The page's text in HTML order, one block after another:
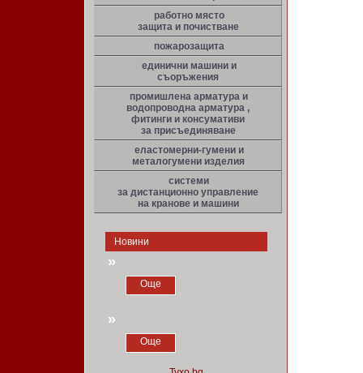
работно място
защита и почистване
пожарозащита
единични машини и
съоръжения
промишлена арматура и
водопроводна арматура ,
фитинги и консумативи
за присъединяване
еластомерни-гумени и
металогумени изделия
системи
за дистанционно управление
на кранове и машини
Новини
»
Още
»
Още